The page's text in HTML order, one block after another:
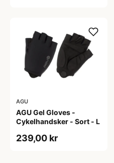
AGU
AGU Gel Gloves -
Cykelhandsker - Sort - L
239,00 kr